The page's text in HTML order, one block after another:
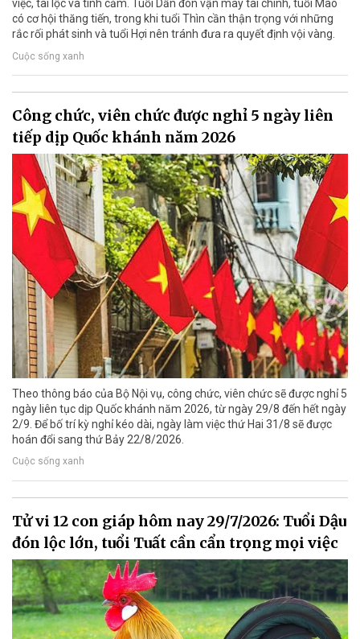
việc, tài lộc và tình cảm. Tuổi Dần đón vận may tài chính, tuổi Mão
có cơ hội thăng tiến, trong khi tuổi Thìn cần thận trọng với những
rắc rối phát sinh và tuổi Hợi nên tránh đưa ra quyết định vội vàng.
Cuộc sống xanh
Công chức, viên chức được nghỉ 5 ngày liên
tiếp dịp Quốc khánh năm 2026
Theo thông báo của Bộ Nội vụ, công chức, viên chức sẽ được nghỉ 5
ngày liên tục dịp Quốc khánh năm 2026, từ ngày 29/8 đến hết ngày
2/9. Để bố trí kỳ nghỉ kéo dài, ngày làm việc thứ Hai 31/8 sẽ được
hoán đổi sang thứ Bảy 22/8/2026.
Cuộc sống xanh
Tử vi 12 con giáp hôm nay 29/7/2026: Tuổi Dậu
đón lộc lớn, tuổi Tuất cần cẩn trọng mọi việc